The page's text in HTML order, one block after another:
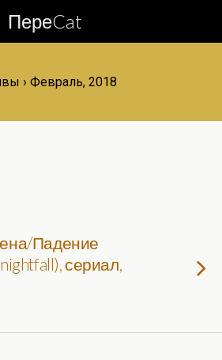
ПереCat
› Февраль, 2018
Падение
сериал,